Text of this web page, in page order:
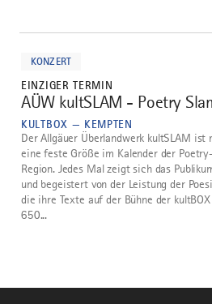
KONZERT
EINZIGER TERMIN
5
AÜW kultSLAM - Poetry
KULTBOX — KEMPTEN
Der Allgäuer Überlandwerk kultSLAM ist
eine feste Größe im Kalender der
Region. Jedes Mal zeigt sich das
und begeistert von der Leistung der
die ihre Texte auf der Bühne der
650...